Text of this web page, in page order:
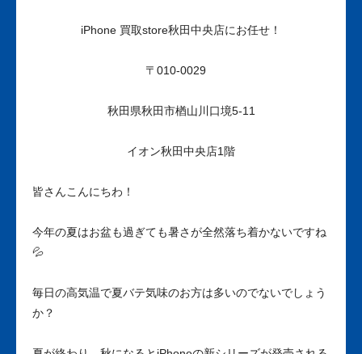
iPhone 買取store秋田中央店にお任せ！
〒010-0029
秋田県秋田市楢山川口境5-11
イオン秋田中央店1階
皆さんこんにちわ！
今年の夏はお盆も過ぎても暑さが全然落ち着かないですね
💦
毎日の高気温で夏バテ気味のお方は多いのでないでしょう
か？